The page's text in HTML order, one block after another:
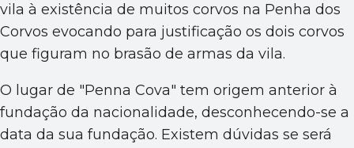
vila à existência de muitos corvos na Penha dos
Corvos evocando para justificação os dois corvos
que figuram no brasão de armas da vila.
O lugar de "Penna Cova" tem origem anterior à
fundação da nacionalidade, desconhecendo-se a
data da sua fundação. Existem dúvidas se será